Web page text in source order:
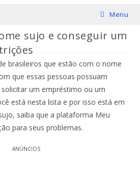
Menu
sujo e conseguir um
brasileiros que estão com o nome
que essas pessoas possuam
um empréstimo ou um
está nesta lista e por isso está em
saiba que a plataforma Meu
para seus problemas.
ANÚNCIOS